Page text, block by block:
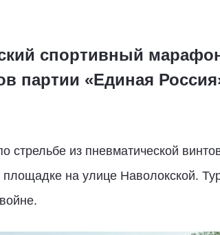
спортивный
партии «Единая
стрельбе из пневматической
площадке на улице Наволокской.